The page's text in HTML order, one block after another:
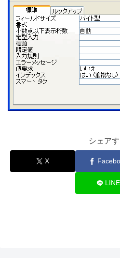
シェア
X
LINE